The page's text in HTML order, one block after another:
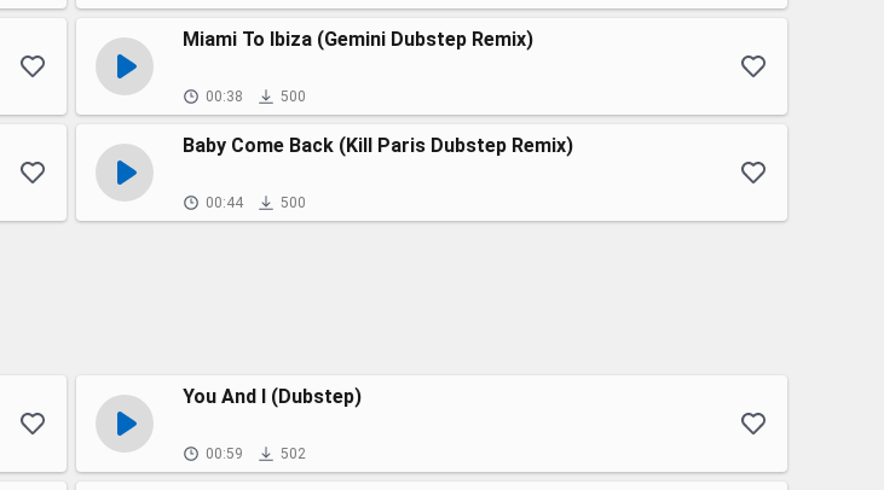
Miami To Ibiza (Gemini Dubstep Remix)
00:38 500
Baby Come Back (Kill Paris Dubstep Remix)
00:44 500
You And I (Dubstep)
00:59 502